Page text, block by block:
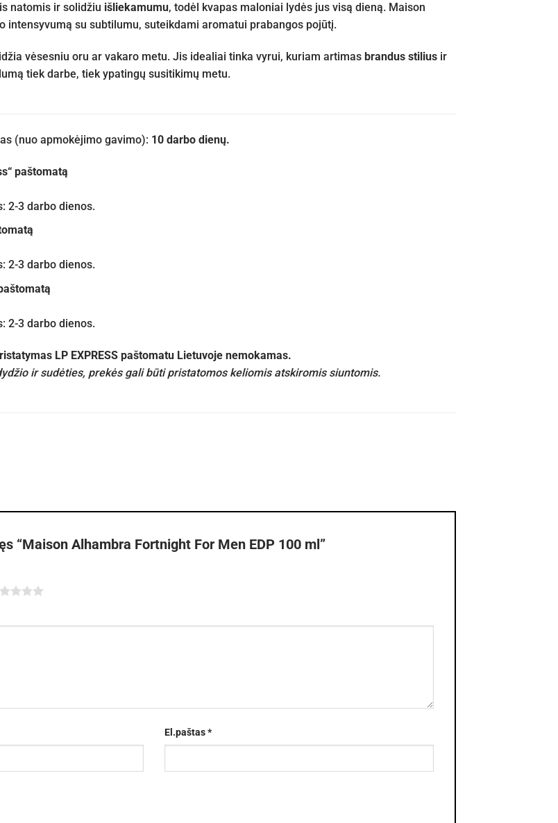
natomis ir solidžiu išliekamumu, todėl kvapas maloniai lydės jus visą dieną. Maison
intensyvumą su subtilumu, suteikdami aromatui prabangos pojūtį.
vėsesniu oru ar vakaro metu. Jis idealiai tinka vyrui, kuriam artimas brandus stilius ir
tiek darbe, tiek ypatingų susitikimų metu.
(nuo apmokėjimo gavimo): 10 darbo dienų.
paštomatą
2-3 darbo dienos.
2-3 darbo dienos.
2-3 darbo dienos.
LP EXPRESS paštomatu Lietuvoje nemokamas.
ir sudėties, prekės gali būti pristatomos keliomis atskiromis siuntomis.
“Maison Alhambra Fortnight For Men EDP 100 ml”
El.paštas*